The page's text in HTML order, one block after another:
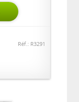
Réf.: R3291